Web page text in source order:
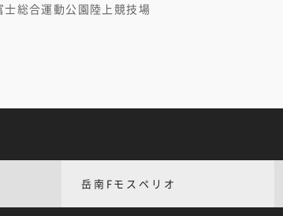
士総合運動公園陸上競技場
岳南Fモスペリオ